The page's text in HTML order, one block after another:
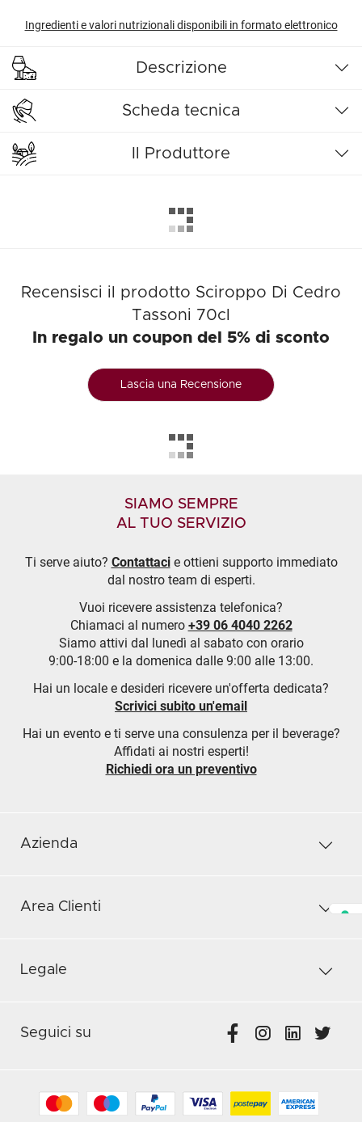
Ingredienti e valori nutrizionali disponibili in formato elettronico
Descrizione
Scheda tecnica
Il Produttore
Recensisci il prodotto Sciroppo Di Cedro
Tassoni 70cl
In regalo un coupon del 5% di sconto
Lascia una Recensione
SIAMO SEMPRE
AL TUO SERVIZIO
Ti serve aiuto? Contattacie ottieni supporto immediato
dal nostro team di esperti.
Vuoi ricevere assistenza telefonica?
Chiamaci al numero +39 06 4040 2262
Siamo attivi dal lunedì al sabato con orario
9:00-18:00 e la domenica dalle 9:00 alle 13:00.
Hai un locale e desideri ricevere un'offerta dedicata?
Scrivici subito un'email
Hai un evento e ti serve una consulenza per il beverage?
Affidati ai nostri esperti!
Richiedi ora un preventivo
Azienda
Area Clienti
Legale
Seguici su